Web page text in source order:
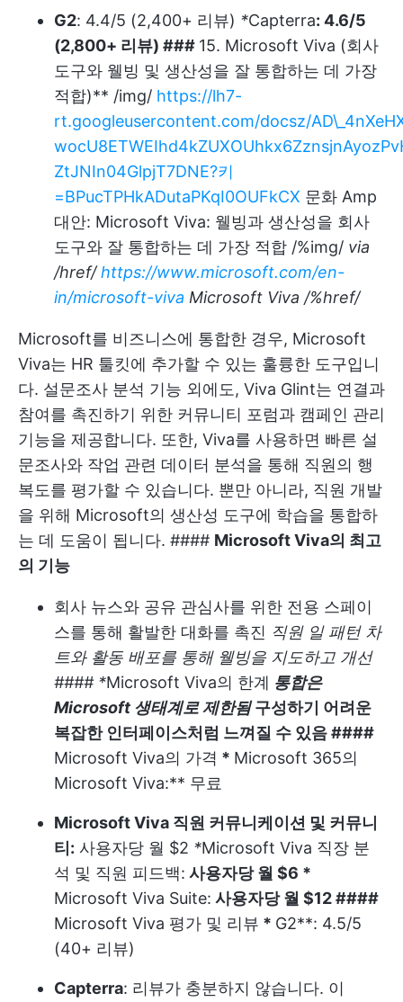
G2: 4.4/5 (2,400+ 리뷰) *Capterra: 4.6/5
(2,800+ 리뷰) ### 15. Microsoft Viva (회사
도구와 웰빙 및 생산성을 잘 통합하는 데 가장
적합)** /img/ https://lh7-
rt.googleusercontent.com/docsz/
ZtJNIn04GlpjT7DNE?키
=BPucTPHkADutaPKqI0OUFkCX 문화 Amp
대안: Microsoft Viva: 웰빙과 생산성을 회사
도구와 잘 통합하는 데 가장 적합 /%img/ via
/href/ https://www.microsoft.com/en-
in/microsoft-viva Microsoft Viva /%href/
Microsoft를 비즈니스에 통합한 경우, Microsoft
Viva는 HR 툴킷에 추가할 수 있는 훌륭한 도구입니
다. 설문조사 분석 기능 외에도, Viva Glint는 연결과
참여를 촉진하기 위한 커뮤니티 포럼과 캠페인 관리
기능을 제공합니다. 또한, Viva를 사용하면 빠른 설
문조사와 작업 관련 데이터 분석을 통해 직원의 행
복도를 평가할 수 있습니다. 뿐만 아니라, 직원 개발
을 위해 Microsoft의 생산성 도구에 학습을 통합하
는 데 도움이 됩니다. #### Microsoft Viva의 최고
의 기능
회사 뉴스와 공유 관심사를 위한 전용 스페이
스를 통해 활발한 대화를 촉진 직원 일 패턴 차
트와 활동 배포를 통해 웰빙을 지도하고 개선
#### *Microsoft Viva의 한계 통합은
Microsoft 생태계로 제한됨구성하기 어려운
복잡한 인터페이스처럼 느껴질 수 있음 ####
Microsoft Viva의 가격 * Microsoft 365의
Microsoft Viva:** 무료
Microsoft Viva 직원 커뮤니케이션 및 커뮤니
티: 사용자당 월 $2 *Microsoft Viva 직장 분
석 및 직원 피드백: 사용자당 월 $6 *
Microsoft Viva Suite: 사용자당 월 $12 ####
Microsoft Viva 평가 및 리뷰 * G2**: 4.5/5
(40+ 리뷰)
Capterra: 리뷰가 충분하지 않습니다. 이